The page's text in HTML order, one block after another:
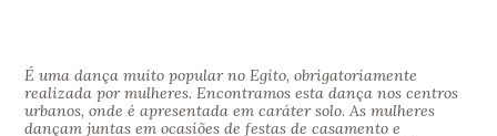
É uma dança muito popular no Egito, obrigatoriamente
realizada por mulheres. Encontramos esta dança nos centros
urbanos, onde é apresentada em caráter solo. As mulheres
dançam juntas em ocasiões de festas de casamento e